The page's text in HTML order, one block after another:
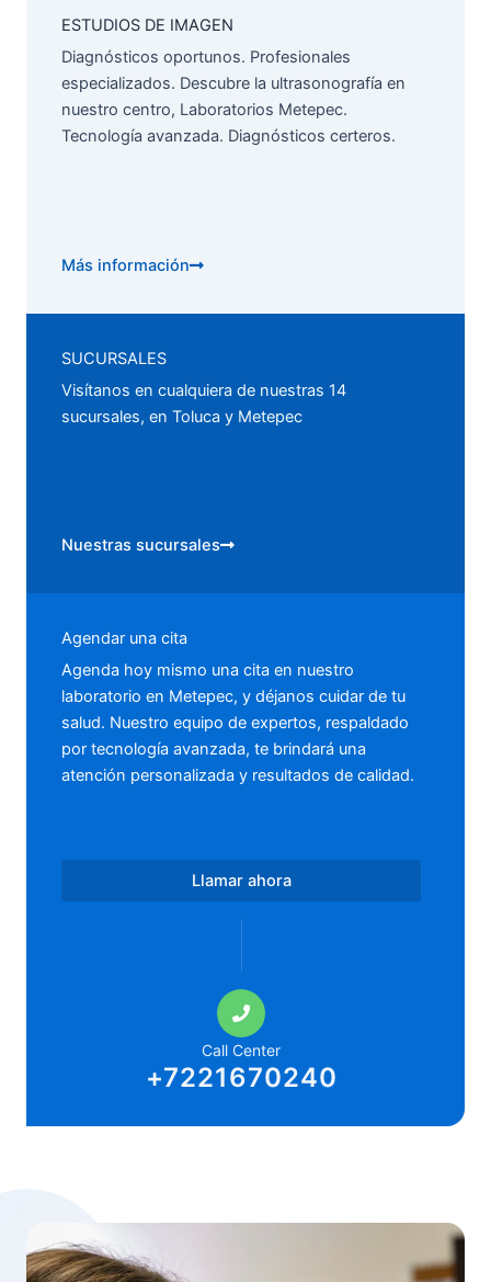
ESTUDIOS DE IMAGEN
Diagnósticos oportunos. Profesionales
especializados. Descubre la ultrasonografía en
nuestro centro, Laboratorios Metepec.
Tecnología avanzada. Diagnósticos certeros.
Más información
SUCURSALES
Visítanos en cualquiera de nuestras 14
sucursales, en Toluca y Metepec
Nuestras sucursales
Agendar una cita
Agenda hoy mismo una cita en nuestro
laboratorio en Metepec, y déjanos cuidar de tu
salud. Nuestro equipo de expertos, respaldado
por tecnología avanzada, te brindará una
atención personalizada y resultados de calidad.
Llamar ahora
Call Center
+7221670240